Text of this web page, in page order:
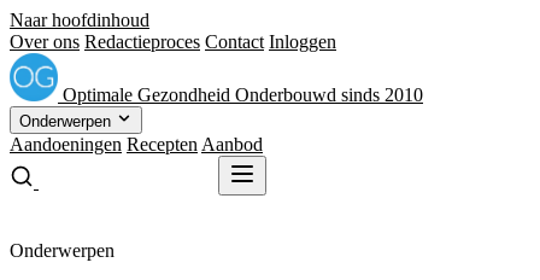
Naar hoofdinhoud
Over ons Redactieproces Contact Inloggen
Optimale Gezondheid Onderbouwd sinds 2010
Onderwerpen
Aandoeningen Recepten Aanbod
Onderwerpen